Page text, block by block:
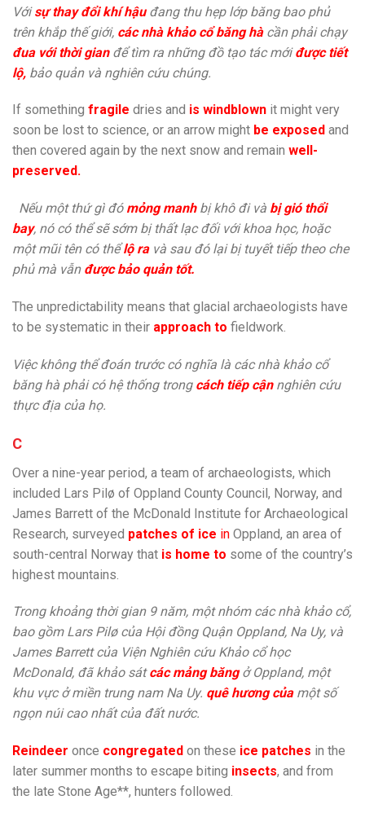
Vớisự thay đổi khí hậu đang thu hẹp lớp băng bao phủ
trên khắp thế giới, các nhà khảo cổ băng hà cần phải chạy
đua với thời gian để tìm ra những đồ tạo tác mớiđược tiết
lộ, bảo quản và nghiên cứu chúng.
If something fragile dries and is windblown it might very
soon be lost to science, or an arrow might be exposed and
then covered again by the next snow and remain well-
preserved.
Nếu một thứ gì đó mỏng manhbị khô đi và bị gió thổi
bay, nó có thể sẽ sớm bị thất lạc đối với khoa học, hoặc
một mũi tên có thểlộ ravà sau đó lại bị tuyết tiếp theo che
phủ mà vẫn được bảo quản tốt.
The unpredictability means that glacial archaeologists have
to be systematic in their approach to fieldwork.
Việc không thể đoán trước có nghĩa là các nhà khảo cổ
băng hà phải có hệ thống trong cách tiếp cậnnghiên cứu
thực địa của họ.
C
Over a nine-year period, a team of archaeologists, which
included Lars Pilø of Oppland County Council, Norway, and
James Barrett of the McDonald Institute for Archaeological
Research, surveyed patches of ice in Oppland, an area of
south-central Norway that is home to some of the country’s
highest mountains.
Trong khoảng thời gian 9 năm, một nhóm các nhà khảo cổ,
bao gồm Lars Pilø của Hội đồng Quận Oppland, Na Uy, và
James Barrett của Viện Nghiên cứu Khảo cổ học
McDonald, đã khảo sátcác mảng băngở Oppland, một
khu vực ở miền trung nam Na Uy. quê hương củamột số
ngọn núi cao nhất của đất nước.
Reindeer once congregated on these ice patches in the
later summer months to escape biting insects, and from
the late Stone Age**, hunters followed.